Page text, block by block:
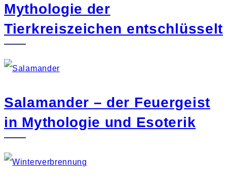
Mythologie der
Tierkreiszeichen entschlüsselt
Salamander – der Feuergeist
in Mythologie und Esoterik